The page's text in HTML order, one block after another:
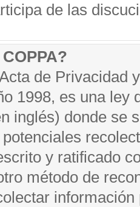
de las
de Privacidad
1998, es una ley
inglés) donde se
y ratificado
método de